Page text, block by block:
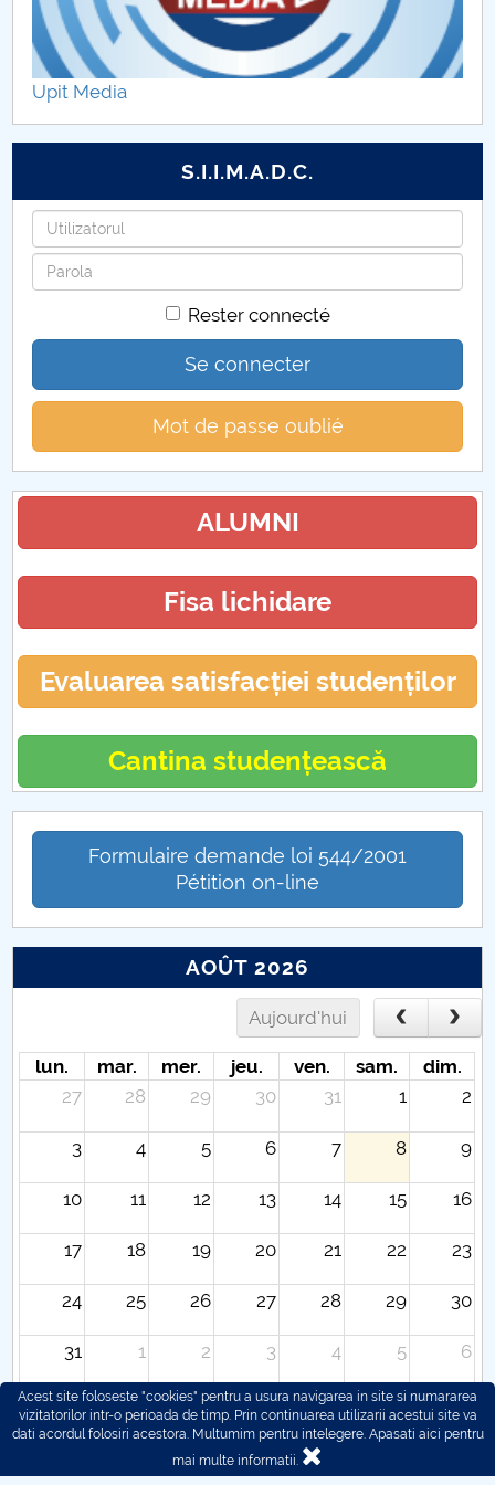
Rapoarte FSESSP
Rezultate ale evaluărilor ARACIS FSESSP
Documente FSESSP
Upit Media
S.I.I.M.A.D.C.
Identifiant
Mot
de
Rester connecté
Se connecter
Mot de passe oublié
ALUMNI
Fisa lichidare
Evaluarea satisfacției studenților
Cantina studențească
Formulaire demande loi 544/2001
Pétition on-line
AOÛT 2026
Aujourd'hui
lun. mar. mer. jeu. ven. sam.
dim.
27
28 29 30 31 1 2
3 4 5 6 7 8 9
10 11 12 13 14 15 16
17 18 19 20 21 22 23
24 25 26 27 28 29 30
31 1 2 3 4 5 6
Acest site foloseste "cookies" pentru a usura navigarea in site si numararea
vizitatorilor intr-o perioada de timp. Prin continuarea utilizarii acestui site va
dati acordul folosiri acestora. Multumim pentru intelegere. Apasati aici pentru
mai multe informatii.